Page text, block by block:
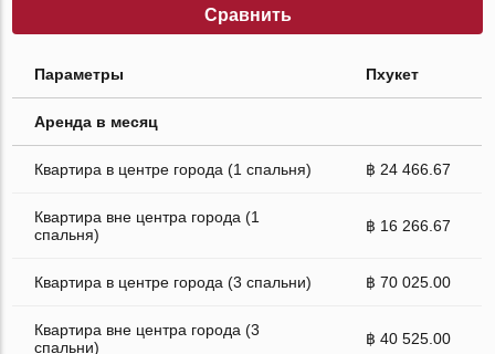
Сравнить
Параметры Пхукет
Аренда в месяц
Квартира в центре города (1 спальня) ฿ 24 466.67
Квартира вне центра города (1
спальня)
฿ 16 266.67
Квартира в центре города (3 спальни) ฿ 70 025.00
Квартира вне центра города (3
спальни)
฿ 40 525.00